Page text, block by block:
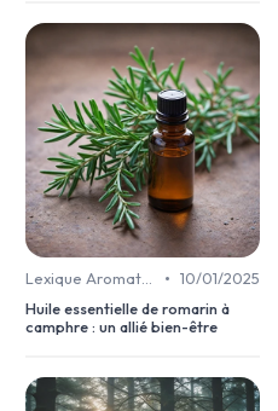
Lexique Aromathérapie • 10/01/2025
Huile essentielle de romarin à
camphre : un allié bien-être